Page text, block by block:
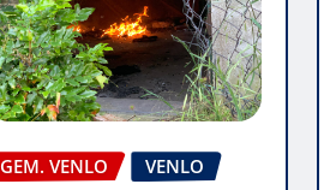
GEM. VENLO VENLO